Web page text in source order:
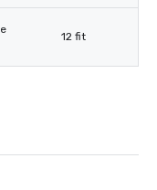
12 fit